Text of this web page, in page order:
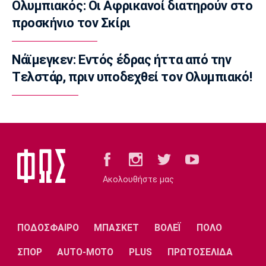
10:05
NBA
Καβαλίερς: Πιθανή η ανταλλαγή του Σρέντερ
09:50
Super League 1
Κηφισιά: Ισόπαλο 2-2 το φιλικό με τον
09:35
Τηλεόραση: Οι αθλητικές μεταδόσεις της
Κυριακής (9/8)
09:20
Αλιβιζάτος, ένατος ο Κουλούρης
09:05
Ολυμπιακός: Οι Αφρικανοί διατηρούν στο
προσκήνιο τον Σκίρι
Νάϊμεγκεν: Εντός έδρας ήττα από την
Tελστάρ, πριν υποδεχθεί τον Ολυμπιακό!
Ακολουθήστε μας
ΠΟΔΟΣΦΑΙΡΟ ΜΠΑΣΚΕΤ ΒΟΛΕΪ ΠΟΛΟ
ΣΠΟΡ AUTO-MOTO PLUS ΠΡΩΤΟΣΕΛΙΔΑ